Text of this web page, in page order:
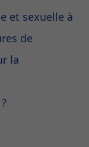
et sexuelle à
de
la